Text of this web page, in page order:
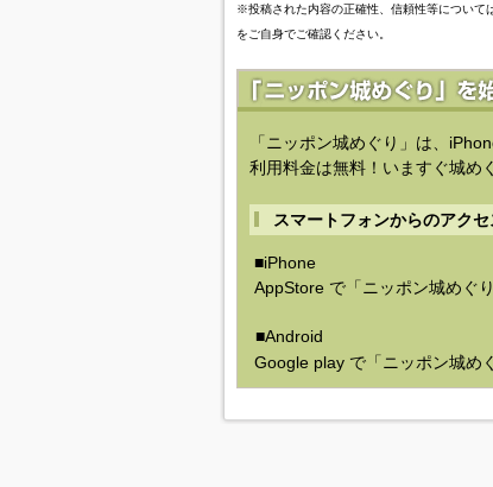
※投稿された内容の正確性、信頼性等について
をご自身でご確認ください。
「ニッポン城めぐり」は、
利用料金は無料！いますぐ城め
スマートフォンからのアク
■iPhone
AppStore で「ニッポン城めぐり
■Android
Google play で「ニッポン城め